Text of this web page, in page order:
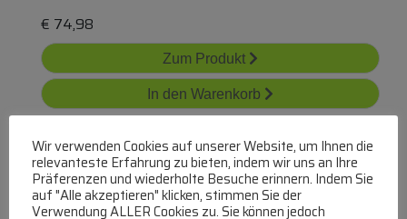
€ 74,98
Zum Produkt
In den Warenkorb
Wir verwenden Cookies auf unserer Website, um Ihnen die
relevanteste Erfahrung zu bieten, indem wir uns an Ihre
Präferenzen und wiederholte Besuche erinnern. Indem Sie
auf "Alle akzeptieren" klicken, stimmen Sie der
Verwendung ALLER Cookies zu. Sie können jedoch